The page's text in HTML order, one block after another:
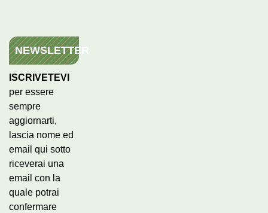
NEWSLETTER
ISCRIVETEVI
per essere
sempre
aggiornarti,
lascia nome ed
email qui sotto
riceverai una
email con la
quale potrai
confermare